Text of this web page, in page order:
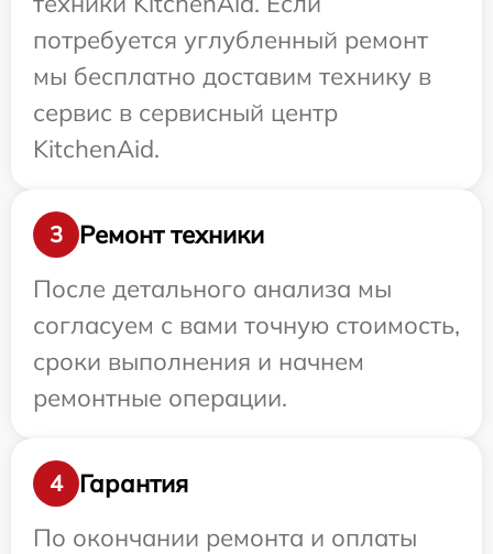
потребуется углубленный ремонт
мы бесплатно доставим технику в
сервис в сервисный центр
KitchenAid.
3
Ремонт техники
После детального анализа мы
согласуем с вами точную стоимость,
сроки выполнения и начнем
ремонтные операции.
4
Гарантия
По окончании ремонта и оплаты